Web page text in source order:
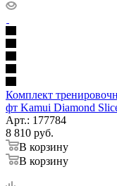
Комплект
фт Kamui Diamond
Арт.: 177784
8 810 руб.
В корзину
В корзину